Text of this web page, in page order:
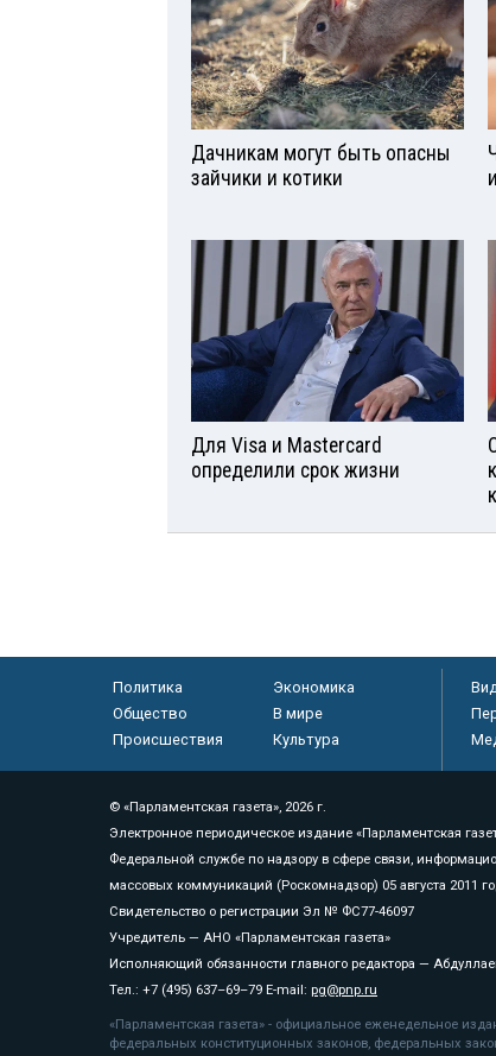
Дачникам могут быть опасны
зайчики и котики
Для Visа и Mastercard
определили срок жизни
Политика
Экономика
Общество
В мире
Происшествия
Культура
© «Парламентская газета», 2026 г.
Электронное периодическое издание «Парламентская
Федеральной службе по надзору в сфере связи,
массовых коммуникаций (Роскомнадзор) 05 августа 2011
Свидетельство о регистрации Эл № ФС77-46097
Учредитель — АНО «Парламентская газета»
Исполняющий обязанности главного редактора —
Тел.: +7 (495) 637–69–79 E-mail: pg@pnp.ru
«Парламентская газета» - официальное еженедельное
федеральных конституционных законов, федеральных